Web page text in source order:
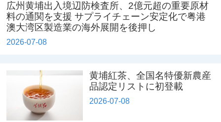
広州黄埔出入境辺防検査所、2億元超の重要原材
料の通関を支援 サプライチェーン安定化で粤港
澳大湾区製造業の海外展開を後押し
2026-07-08
黄埔紅茶、全国名特優新農産
品認定リストに初登載
2026-07-08